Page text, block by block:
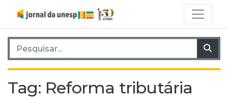
Pesquisar por:
Tag: Reforma tributária